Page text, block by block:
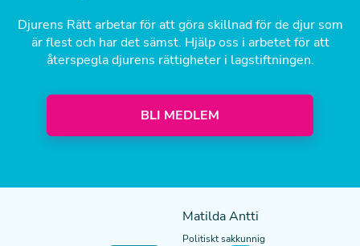
Djurens Rätt arbetar för att göra skillnad för de djur som
är flest och har det sämst. Hjälp oss i arbetet för att
återspegla djurens rättigheter i lagstiftningen.
BLI MEDLEM
Matilda Antti
Politiskt sakkunnig